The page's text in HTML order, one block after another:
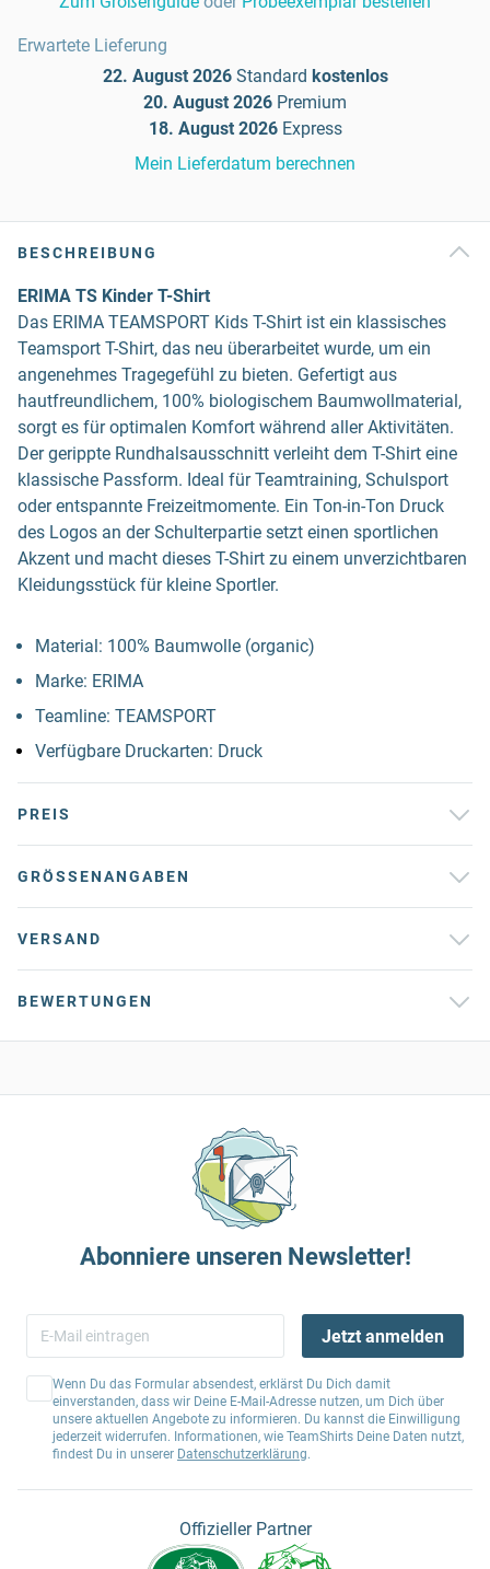
Erwartete Lieferung
22. August 2026 Standard kostenlos
20. August 2026 Premium
18. August 2026 Express
Mein Lieferdatum berechnen
BESCHREIBUNG
ERIMA TS Kinder T-Shirt
Das ERIMA TEAMSPORT Kids T-Shirt ist ein klassisches
Teamsport T-Shirt, das neu überarbeitet wurde, um ein
angenehmes Tragegefühl zu bieten. Gefertigt aus
hautfreundlichem, 100% biologischem Baumwollmaterial,
sorgt es für optimalen Komfort während aller Aktivitäten.
Der gerippte Rundhalsausschnitt verleiht dem T-Shirt eine
klassische Passform. Ideal für Teamtraining, Schulsport
oder entspannte Freizeitmomente. Ein Ton-in-Ton Druck
des Logos an der Schulterpartie setzt einen sportlichen
Akzent und macht dieses T-Shirt zu einem unverzichtbaren
Kleidungsstück für kleine Sportler.
Material: 100% Baumwolle (organic)
Marke: ERIMA
Teamline: TEAMSPORT
Verfügbare Druckarten: Druck
PREIS
GRÖSSENANGABEN
VERSAND
BEWERTUNGEN
Abonniere unseren Newsletter!
Jetzt anmelden
Wenn Du das Formular absendest, erklärst Du Dich damit
einverstanden, dass wir Deine E-Mail-Adresse nutzen, um Dich über
unsere aktuellen Angebote zu informieren. Du kannst die Einwilligung
jederzeit widerrufen. Informationen, wie TeamShirts Deine Daten nutzt,
findest Du in unserer Datenschutzerklärung.
Offizieller Partner